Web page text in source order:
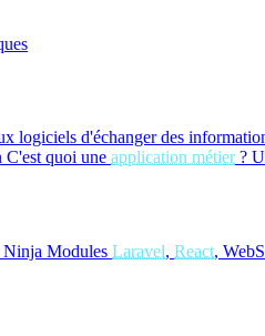
logiciels d'échanger des
C'est quoi une application métier?
Ninja Modules Laravel, React,